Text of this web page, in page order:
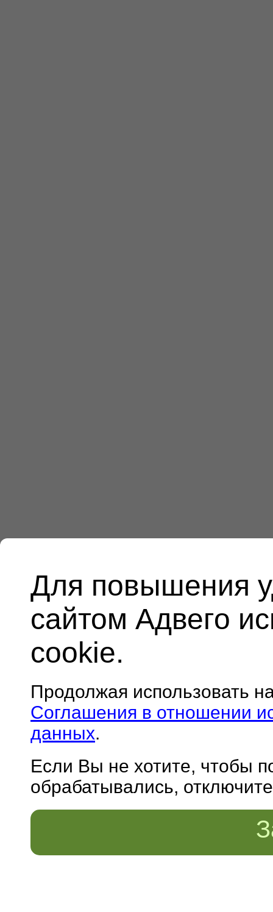
Для повышения
сайтом Адвего
cookie.
Продолжая использовать
Соглашения в отношении
данных.
Если Вы не хотите, чтобы
обрабатывались,